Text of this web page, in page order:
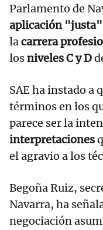
Parlamento de
aplicación "justa"
lacarrera
losniveles C y D
SAE ha instado a
términos en los
parece ser la
interpretaciones
el agravio a los
Begoña Ruiz,
Navarra, ha
negociación